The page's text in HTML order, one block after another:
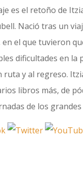
es el retoño de
Nació tras un
en el que tuvieron
dificultades en la
ruta y al regreso.
libros más, de
de los grandes